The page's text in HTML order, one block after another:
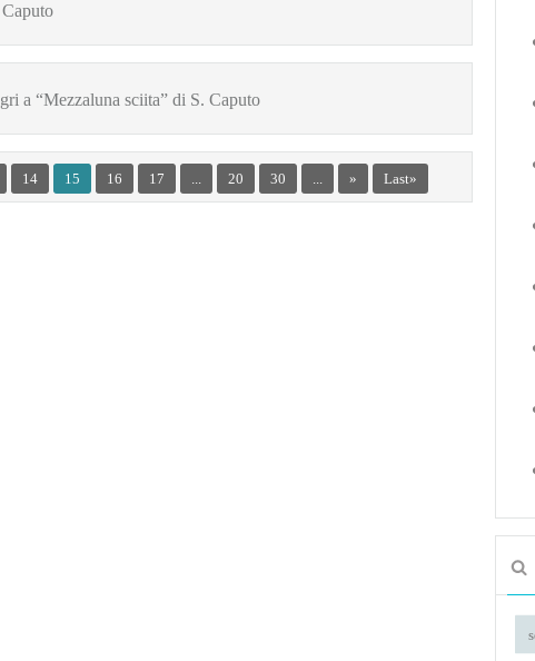
a “Mezzaluna sciita” di S. Caputo
14 15 16 17 ... 20 30 ... » Last »